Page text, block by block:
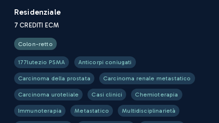
Residenziale
7CREDITI ECM
Colon-retto
177lutezio PSMA Anticorpi coniugati
Carcinoma della prostata Carcinoma renale metastatico
Carcinoma uroteliale Casi clinici Chemioterapia
Immunoterapia Metastatico Multidisciplinarietà